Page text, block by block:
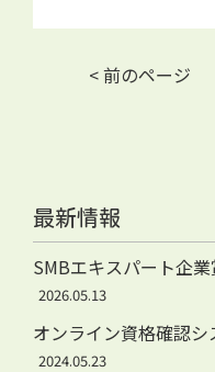
< 前のページ
最新情報
SMBエキスパート企
2026.05.13
オンライン資格確認
2024.05.23